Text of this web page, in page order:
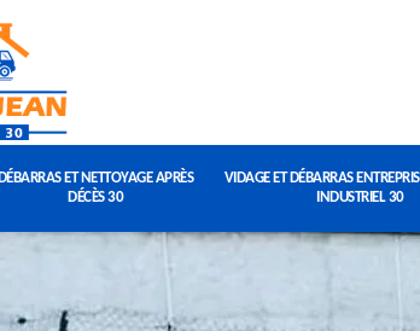
DÉBARRAS ET NETTOYAGE APRÈS
DÉCÈS 30
VIDAGE ET DÉBARRAS
INDUSTRIEL 30